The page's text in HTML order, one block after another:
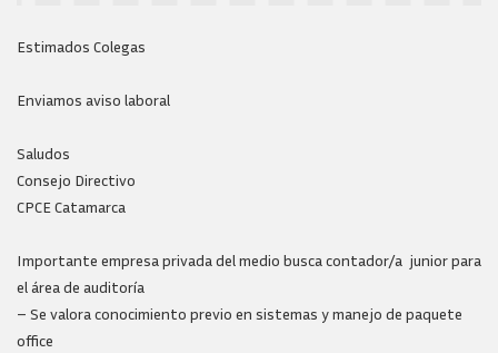
Estimados Colegas
Enviamos aviso laboral
Saludos
Consejo Directivo
CPCE Catamarca
Importante empresa privada del medio busca contador/a junior para
el área de auditoría
– Se valora conocimiento previo en sistemas y manejo de paquete
office